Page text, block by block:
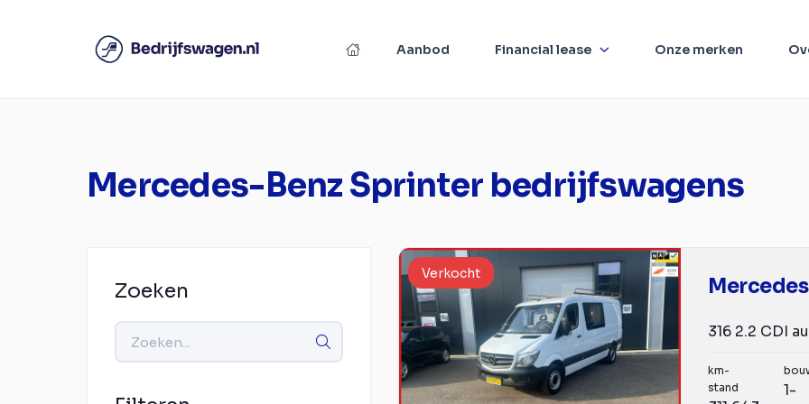
Aanbod Financial lease Onze merken
Mercedes-Benz Sprinter bedrijfswagens
Zoeken
Verkocht
km-
stand
1-